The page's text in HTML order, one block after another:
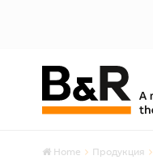
Home Продукция